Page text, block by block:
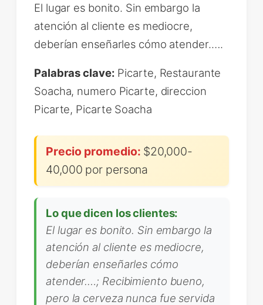
El lugar es bonito. Sin embargo la
atención al cliente es mediocre,
deberían enseñarles cómo atender.….
Palabras clave: Picarte, Restaurante
Soacha, numero Picarte, direccion
Picarte, Picarte Soacha
Precio promedio: $20,000-
40,000 por persona
Lo que dicen los clientes:
El lugar es bonito. Sin embargo la
atención al cliente es mediocre,
deberían enseñarles cómo
atender.…; Recibimiento bueno,
pero la cerveza nunca fue servida